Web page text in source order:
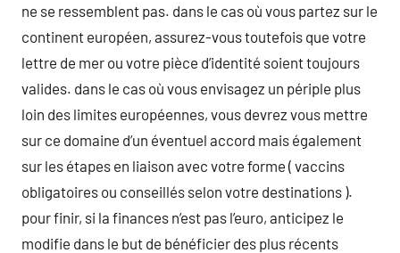
ne se ressemblent pas. dans le cas où vous partez sur le
continent européen, assurez-vous toutefois que votre
lettre de mer ou votre pièce d’identité soient toujours
valides. dans le cas où vous envisagez un périple plus
loin des limites européennes, vous devrez vous mettre
sur ce domaine d’un éventuel accord mais également
sur les étapes en liaison avec votre forme ( vaccins
obligatoires ou conseillés selon votre destinations ).
pour finir, si la finances n’est pas l’euro, anticipez le
modifie dans le but de bénéficier des plus récents